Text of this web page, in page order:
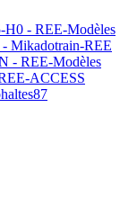
H0 - REE-Modèles
- Mikadotrain-REE
- REE-Modèles
ACCESS